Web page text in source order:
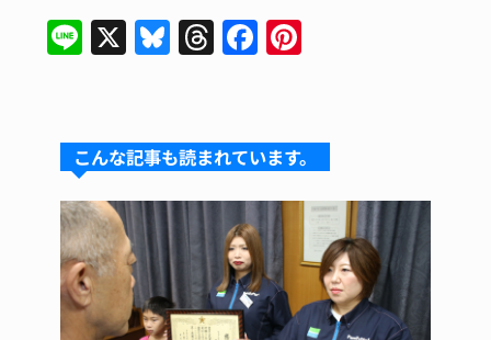
Li
n
X Bl
u
s
k
y
T
hr
a
d
s
F
a
e
b
o
o
k
re
st
こんな記事も読まれています。